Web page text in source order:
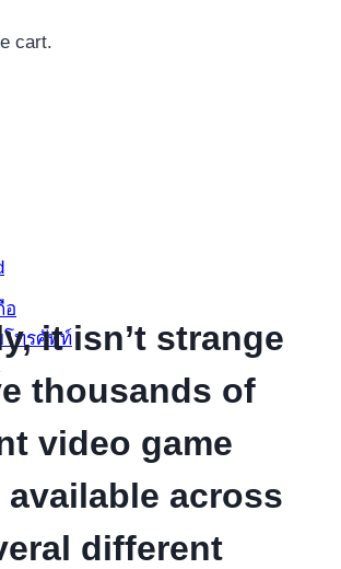
อ
ทรศัพท์
cart.
it isn’t strange
thousands of
video game
available across
different